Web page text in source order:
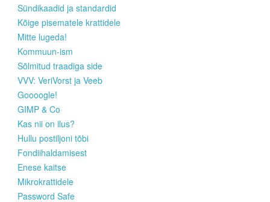
Sündikaadid ja standardid
Kõige pisematele krattidele
Mitte lugeda!
Kommuun-ism
Sõlmitud traadiga side
VVV: VeriVorst ja Veeb
Goooogle!
GIMP & Co
Kas nii on ilus?
Hullu postiljoni tõbi
Fondiihaldamisest
Enese kaitse
Mikrokrattidele
Password Safe